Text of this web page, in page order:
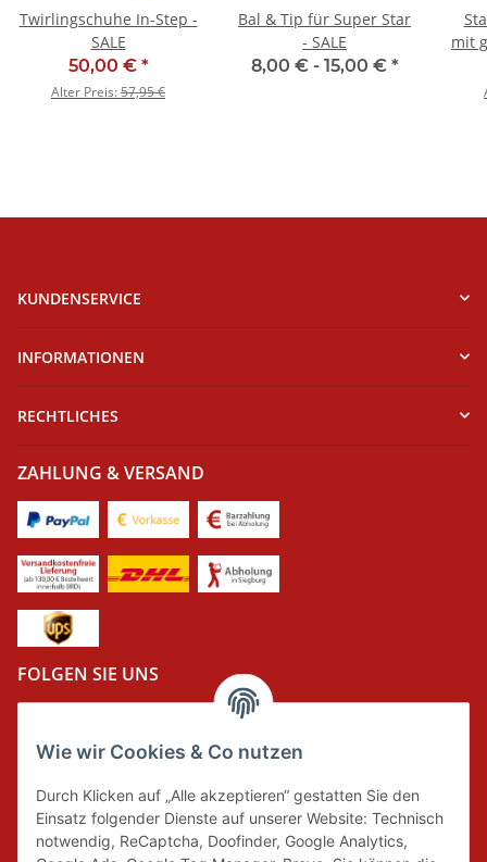
Wie wir Cookies & Co nutzen
Durch Klicken auf „Alle akzeptieren“ gestatten Sie den
Einsatz folgender Dienste auf unserer Website: Technisch
notwendig, ReCaptcha, Doofinder, Google Analytics,
Twirlingschuhe In-Step -
SALE
50,00 € *
Alter Preis:57,95 €
Bal & Tip für Super Star
- SALE
8,00 € - 15,00 € *
mit
KUNDENSERVICE
INFORMATIONEN
RECHTLICHES
ZAHLUNG & VERSAND
FOLGEN SIE UNS
Wir tragen Verantwortung und erfüllen unsere
Pflichten zur Systembeteiligung nach dem